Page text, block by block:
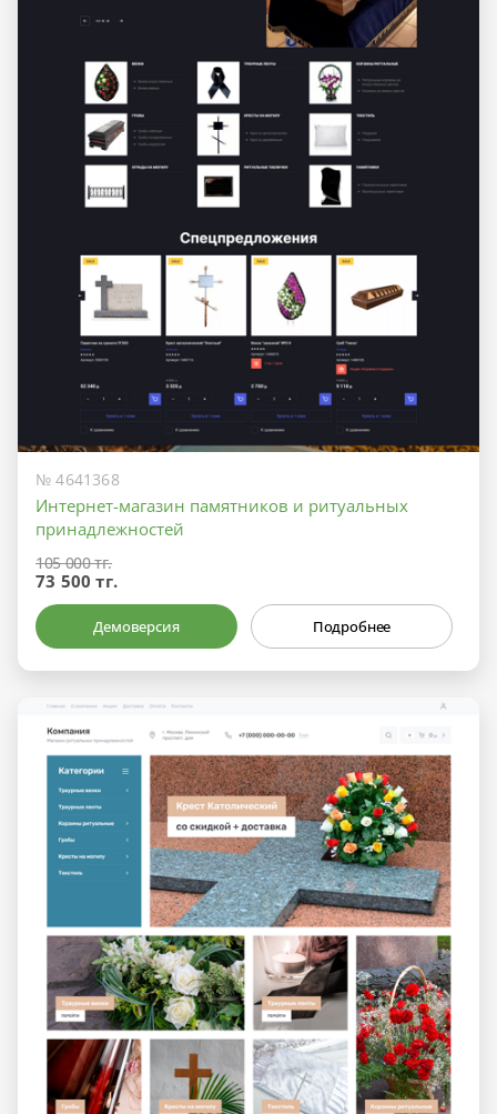
№ 4641368
Интернет-магазин памятников и ритуальных
принадлежностей
105 000 тг.
73 500 тг.
Демоверсия Подробнее